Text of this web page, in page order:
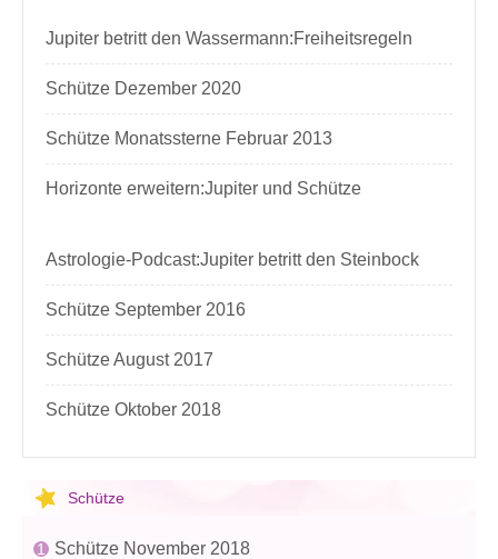
Jupiter betritt den Wassermann:Freiheitsregeln
Schütze Dezember 2020
Schütze Monatssterne Februar 2013
Horizonte erweitern:Jupiter und Schütze
Astrologie-Podcast:Jupiter betritt den Steinbock
Schütze September 2016
Schütze August 2017
Schütze Oktober 2018
Schütze
Schütze November 2018